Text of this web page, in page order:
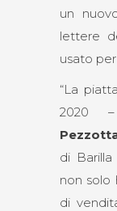
un
lettere
usato
“La
2020
di
non solo
di